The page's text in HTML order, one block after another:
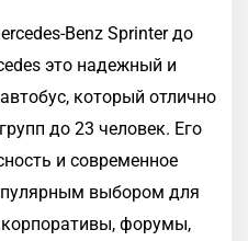
Benz Sprinter до
это надежный и
который отлично
до 23 человек. Его
и современное
выбором для
форумы,